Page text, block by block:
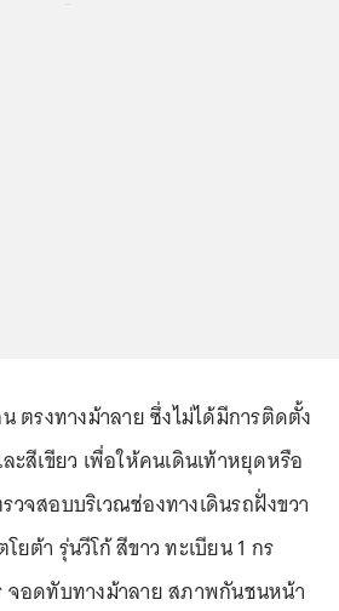
ตรงทางม้าลาย ซึ่งไม่ได้มีการติดตั้ง
เขียว เพื่อให้คนเดินเท้าหยุดหรือ
วจสอบบริเวณช่องทางเดินรถฝั่งขวา
ต้า รุ่นวีโก้ สีขาว ทะเบียน 1 กร
จอดทับทางม้าลาย สภาพกันชนหน้า